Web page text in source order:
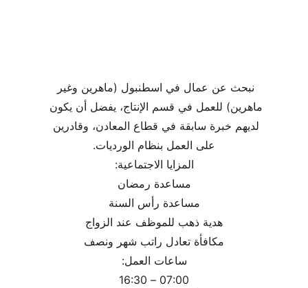
نبحث عن عمال في اسطنبول (ماهرين وغير
ماهرين) للعمل في قسم الإنتاج، يفضل أن يكون
لديهم خبرة سابقة في قطاع المعادن، وقادرين
على العمل بنظام الورديات.
المزايا الاجتماعية:
مساعدة رمضان
مساعدة رأس السنة
هدية ذهب للموظف عند الزواج
مكافأة تعادل راتب شهر ونصف
ساعات العمل:
07:00 – 16:30